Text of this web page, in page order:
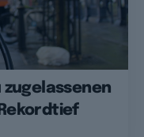
zugelassenen